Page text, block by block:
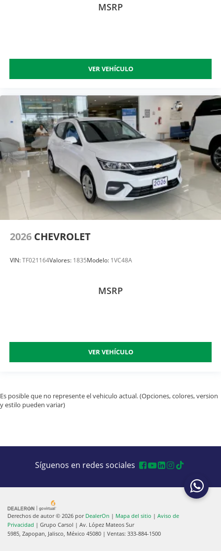
MSRP
VER VEHÍCULO
2026 CHEVROLET
VIN:TF021164Valores: 1835Modelo: 1VC48A
MSRP
VER VEHÍCULO
Es posible que no represente el vehiculo actual. (Opciones, colores, version
y estilo pueden variar)
Síguenos en redes sociales
Derechos de autor © 2026 por DealerOn | Mapa del sitio | Aviso de
Privacidad | Grupo Carsol | Av. López Mateos Sur
5985, Zapopan, Jalisco, México 45080 | Ventas: 333-884-1500